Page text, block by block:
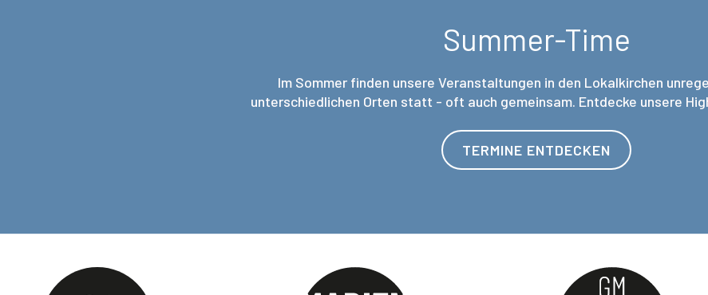
Summer-Time
Im Sommer finden unsere Veranstaltungen in den Lokalkirchen
unterschiedlichen Orten statt - oft auch gemeinsam. Entdecke unsere
TERMINE ENTDECKEN